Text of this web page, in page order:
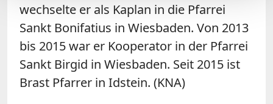
wechselte er als Kaplan in die Pfarrei
Sankt Bonifatius in Wiesbaden. Von 2013
bis 2015 war er Kooperator in der Pfarrei
Sankt Birgid in Wiesbaden. Seit 2015 ist
Brast Pfarrer in Idstein. (KNA)